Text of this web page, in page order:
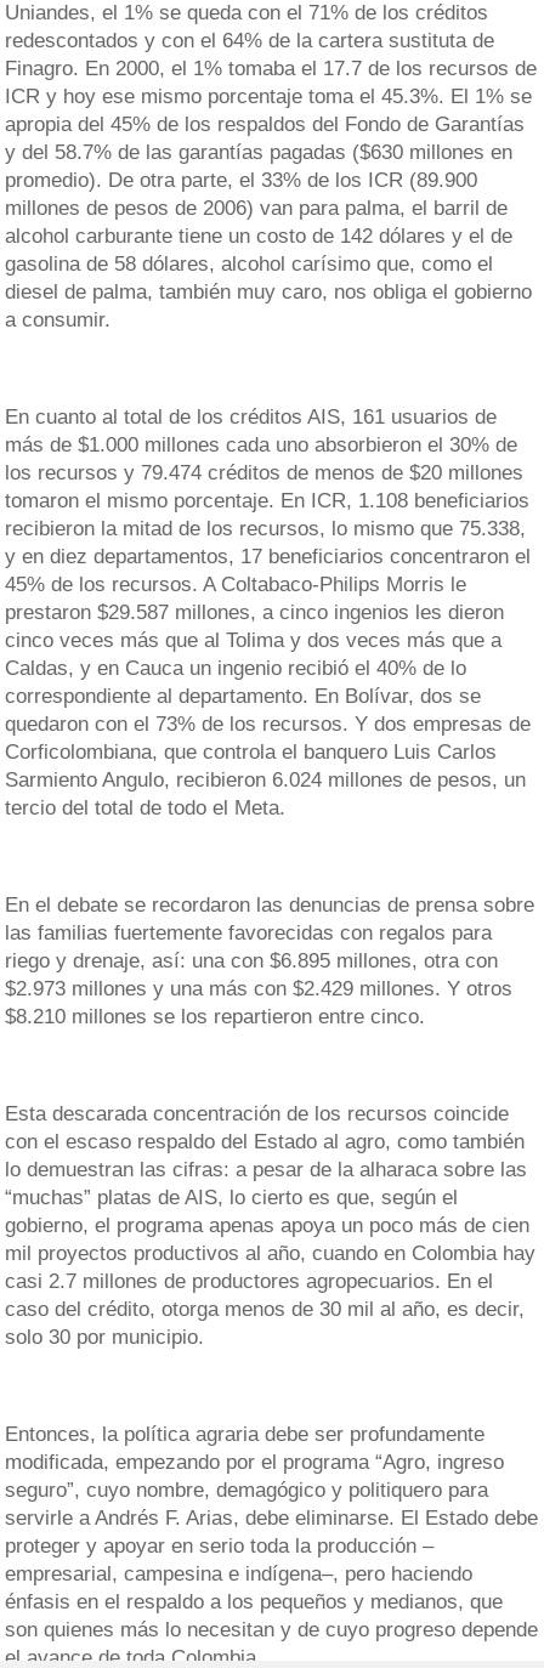
Uniandes, el 1% se queda con el 71% de los créditos
redescontados y con el 64% de la cartera sustituta de
Finagro. En 2000, el 1% tomaba el 17.7 de los recursos de
ICR y hoy ese mismo porcentaje toma el 45.3%. El 1% se
apropia del 45% de los respaldos del Fondo de Garantías
y del 58.7% de las garantías pagadas ($630 millones en
promedio). De otra parte, el 33% de los ICR (89.900
millones de pesos de 2006) van para palma, el barril de
alcohol carburante tiene un costo de 142 dólares y el de
gasolina de 58 dólares, alcohol carísimo que, como el
diesel de palma, también muy caro, nos obliga el gobierno
a consumir.
En cuanto al total de los créditos AIS, 161 usuarios de
más de $1.000 millones cada uno absorbieron el 30% de
los recursos y 79.474 créditos de menos de $20 millones
tomaron el mismo porcentaje. En ICR, 1.108 beneficiarios
recibieron la mitad de los recursos, lo mismo que 75.338,
y en diez departamentos, 17 beneficiarios concentraron el
45% de los recursos. A Coltabaco-Philips Morris le
prestaron $29.587 millones, a cinco ingenios les dieron
cinco veces más que al Tolima y dos veces más que a
Caldas, y en Cauca un ingenio recibió el 40% de lo
correspondiente al departamento. En Bolívar, dos se
quedaron con el 73% de los recursos. Y dos empresas de
Corficolombiana, que controla el banquero Luis Carlos
Sarmiento Angulo, recibieron 6.024 millones de pesos, un
tercio del total de todo el Meta.
En el debate se recordaron las denuncias de prensa sobre
las familias fuertemente favorecidas con regalos para
riego y drenaje, así: una con $6.895 millones, otra con
$2.973 millones y una más con $2.429 millones. Y otros
$8.210 millones se los repartieron entre cinco.
Esta descarada concentración de los recursos coincide
con el escaso respaldo del Estado al agro, como también
lo demuestran las cifras: a pesar de la alharaca sobre las
“muchas” platas de AIS, lo cierto es que, según el
gobierno, el programa apenas apoya un poco más de cien
mil proyectos productivos al año, cuando en Colombia hay
casi 2.7 millones de productores agropecuarios. En el
caso del crédito, otorga menos de 30 mil al año, es decir,
solo 30 por municipio.
Entonces, la política agraria debe ser profundamente
modificada, empezando por el programa “Agro, ingreso
seguro”, cuyo nombre, demagógico y politiquero para
servirle a Andrés F. Arias, debe eliminarse. El Estado debe
proteger y apoyar en serio toda la producción –
empresarial, campesina e indígena–, pero haciendo
énfasis en el respaldo a los pequeños y medianos, que
son quienes más lo necesitan y de cuyo progreso depende
el avance de toda Colombia.